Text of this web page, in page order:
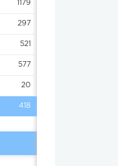
1179
297
521
577
20
418